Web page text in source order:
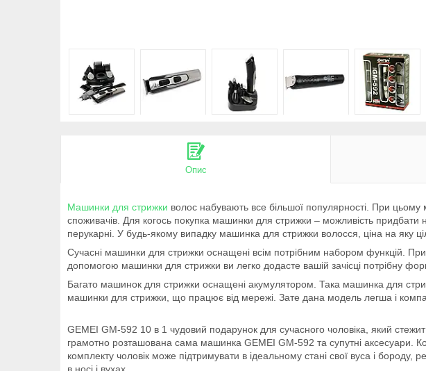
Опис
Машинки для стрижки волос набувають все більшої популярності. При
споживачів. Для когось покупка машинки для стрижки – можливість придбати
перукарні. У будь-якому випадку машинка для стрижки волосся, ціна на яку
Сучасні машинки для стрижки оснащені всім потрібним набором функцій.
допомогою машинки для стрижки ви легко додасте вашій зачісці потрібну
Багато машинок для стрижки оснащені акумулятором. Така машинка для
машинки для стрижки, що працює від мережі. Зате дана модель легша і
GEMEI GM-592 10 в 1 чудовий подарунок для сучасного чоловіка, який
грамотно розташована сама машинка GEMEI GM-592 та супутні аксесуари.
комплекту чоловік може підтримувати в ідеальному стані свої вуса і